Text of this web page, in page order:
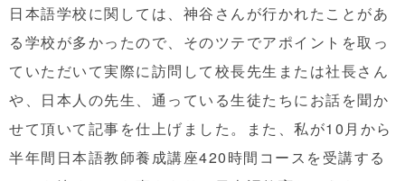
日本語学校に関しては、神谷さんが行かれたことがあ
る学校が多かったので、そのツテでアポイントを取っ
ていただいて実際に訪問して校長先生または社長さん
や、日本人の先生、通っている生徒たちにお話を聞か
せて頂いて記事を仕上げました。また、私が10月から
半年間日本語教師養成講座420時間コースを受講する